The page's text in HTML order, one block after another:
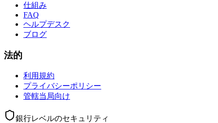
仕組み
FAQ
ヘルプデスク
ブログ
法的
利用規約
プライバシーポリシー
管轄当局向け
銀行レベルのセキュリティ